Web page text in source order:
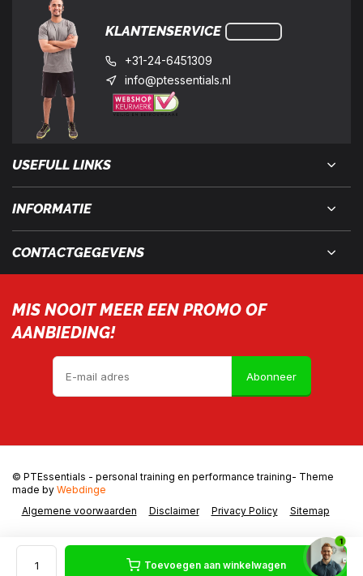
Toevoegen aan winkelwagen
KLANTENSERVICE
+31-24-6451309
info@ptessentials.nl
USEFULL LINKS
INFORMATIE
CONTACTGEGEVENS
MIS NOOIT MEER EEN PROMO OF
AANBIEDING!
Abonneer
Algemene voorwaarden Disclaimer Privacy Policy Sitemap
© PTEssentials - personal training en performance training- Theme
made by Webdinge
1